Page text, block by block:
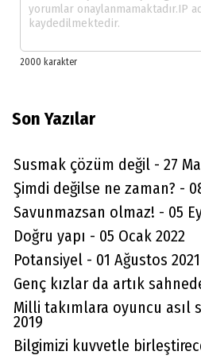
Son Yazılar
Susmak çözüm değil - 27
Şimdi değilse ne zaman? -
Savunmazsan olmaz! - 05
Doğru yapı - 05 Ocak 2022
Potansiyel - 01 Ağustos 2021
Genç kızlar da artık
Milli takımlara oyuncu asıl
2019
Bilgimizi kuvvetle